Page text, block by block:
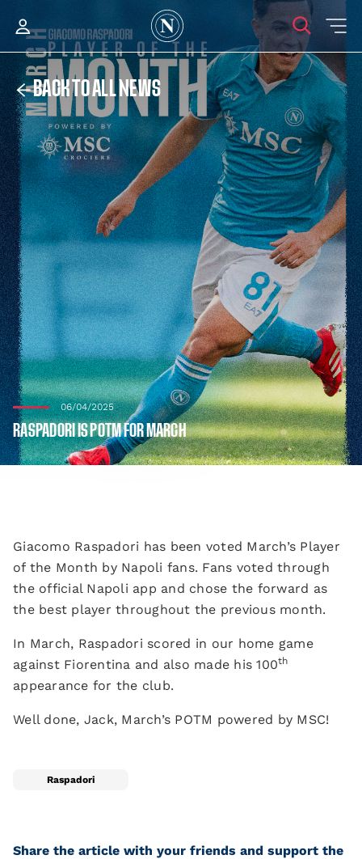
BACK TO ALL NEWS
06/04/2025
RASPADORI IS POTM FOR MARCH
Giacomo Raspadori has been voted March’s Player
of the Month by Napoli fans. Fans voted through
the official Napoli app and chose the forward as
the best player throughout the previous month.
In March, Raspadori scored in our home game
against Fiorentina and also made his 100th
appearance for the club.
Well done, Jack, March’s POTM powered by MSC!
Raspadori
Share the article with your friends and support the